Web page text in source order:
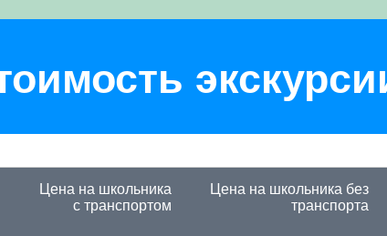
Цена на школьника
с транспортом
Цена на школьника без
транспорта